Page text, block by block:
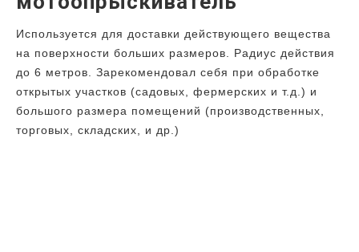
Используется для доставки действующего вещества
на поверхности больших размеров. Радиус действия
до 6 метров. Зарекомендовал себя при обработке
открытых участков (садовых, фермерских и т.д.) и
большого размера помещений (производственных,
торговых, складских, и др.)